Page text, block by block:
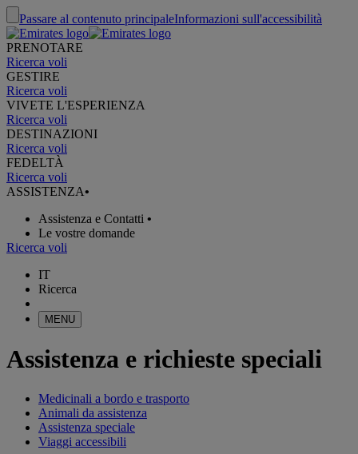
Passare al contenuto principaleInformazioni sull'accessibilità
PRENOTARE
Ricerca voli
GESTIRE
Ricerca voli
VIVETE L'ESPERIENZA
Ricerca voli
DESTINAZIONI
Ricerca voli
FEDELTÀ
Ricerca voli
ASSISTENZA•
Assistenza e Contatti •
Le vostre domande
Ricerca voli
IT
Ricerca
MENU
Assistenza e richieste speciali
Medicinali a bordo e trasporto
Animali da assistenza
Assistenza speciale
Viaggi accessibili